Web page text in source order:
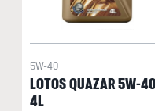
5W-40
LOTOS QUAZAR 5W-40
4L